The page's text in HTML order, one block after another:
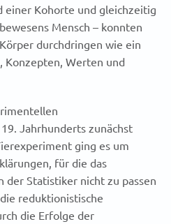
einer Kohorte und gleichzeitig
Mensch – konnten
durchdringen wie ein
Konzepten, Werten und
Jahrhunderts zunächst
ging es um
für die das
der Statistiker nicht zu passen
reduktionistische
die Erfolge der